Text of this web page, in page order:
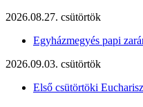
2026.08.27. csütörtök
Egyházmegyés papi
2026.09.03. csütörtök
Első csütörtöki